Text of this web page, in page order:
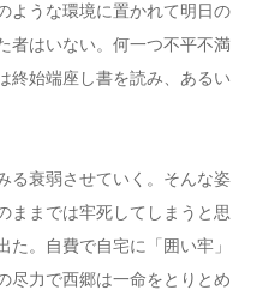
ような環境に置かれて明日の
者はいない。何一つ不平不満
終始端座し書を読み、あるい
る衰弱させていく。そんな姿
ままでは牢死してしまうと思
。自費で自宅に「囲い牢」
尽力で西郷は一命をとりとめ